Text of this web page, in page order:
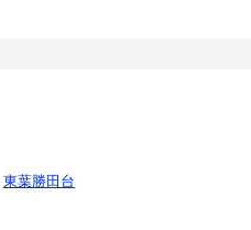
東葉勝田台